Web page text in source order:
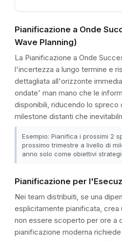
Pianificazione a Onde
Wave Planning)
La Pianificazione a Onde
l'incertezza a lungo termine e
dettagliata all'orizzonte
ondate' man mano che le
disponibili, riducendo lo spreco
milestone distanti che
Esempio: Pianifica i prossimi 2
prossimo trimestre a livello di
anno solo come obiettivi
Pianificazione per
Nei team distribuiti, se una
esplicitamente pianificata,
non essere scoperto per ore a
pianificazione moderna